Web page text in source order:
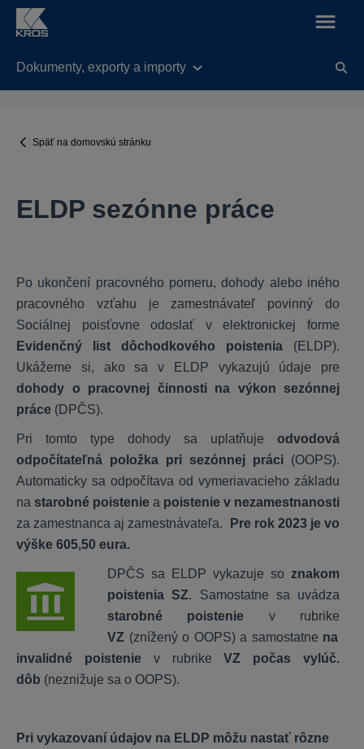
Dokumenty, exporty a importy
Legislatívne úpravy v aplikácií od 01.01.2025
Balík KROS Fakturácie
Fakturácia do zahraničia
E-shop
Výdavky
KROS Sklad
Všeobecné
Nastavenia
Funkcie
Digitálna kancelária
Čo KROS Digitálna kancelária ponúka
Funkcie
Prepojenie s účtovníctvom
Nastavenia
KROS Dochádzka
Späť na domovskú stránku
ELDP sezónne práce
Po ukončení pracovného pomeru, dohody alebo iného
pracovného vzťahu je zamestnávateľ povinný do
Sociálnej poisťovne odoslať v elektronickej forme
Evidenčný list dôchodkového poistenia (ELDP).
Ukážeme si, ako sa v ELDP vykazujú údaje pre
dohody o pracovnej činnosti na výkon sezónnej
práce (DPČS).
Pri tomto type dohody sa uplatňuje odvodová
odpočítateľná položka pri sezónnej práci (OOPS).
Automaticky sa odpočítava od vymeriavacieho základu
na starobné poistenie a poistenie v nezamestnanosti
za zamestnanca aj zamestnávateľa.
Pre rok 2023 je vo
výške 605,50 eura.
DPČS sa ELDP vykazuje so znakom
poistenia SZ. Samostatne sa uvádza
starobné poistenie v rubrike
VZ (znížený o OOPS) a samostatne na
invalidné poistenie v rubrike VZ počas vylúč.
dôb (neznižuje sa o OOPS).
Pri vykazovaní údajov na ELDP môžu nastať rôzne